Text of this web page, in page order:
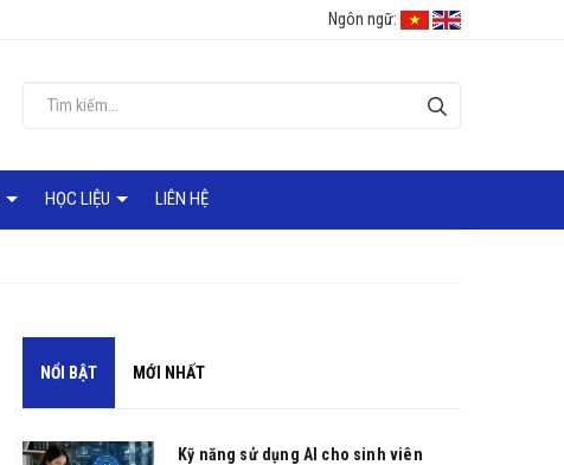
Ngôn ngữ:
HỌC LIỆU LIÊN HỆ
NỔI BẬT MỚI NHẤT
Kỹ năng sử dụng AI cho sinh viên